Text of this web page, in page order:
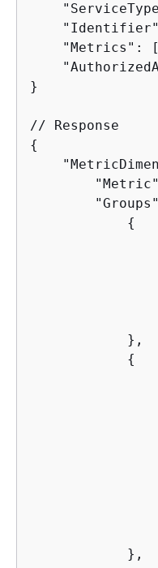
"Metrics":
}
{
{
            },
{
            },